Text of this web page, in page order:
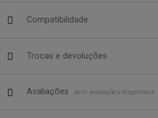
Compatibilidade
Trocas e devoluções
Avaliações sem avaliações disponíveis